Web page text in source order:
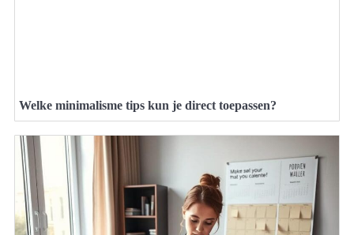
Welke minimalisme tips kun je direct toepassen?